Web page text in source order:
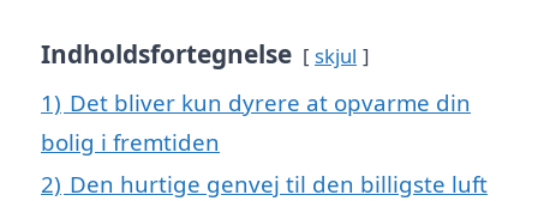
Indholdsfortegnelse skjul
1) Det bliver kun dyrere at opvarme din
bolig i fremtiden
2) Den hurtige genvej til den billigste luft